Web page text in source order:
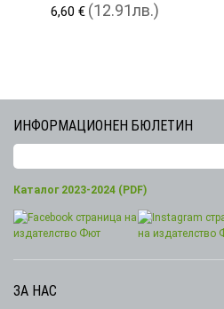
6,60 € (12.91лв.)
ИНФОРМАЦИОНЕН БЮЛЕТИН
Каталог 2023-2024 (PDF)
ЗА НАС